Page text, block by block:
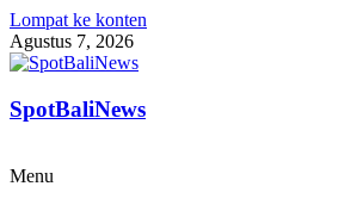
Lompat ke konten
Agustus 7, 2026
SpotBaliNews
Menu